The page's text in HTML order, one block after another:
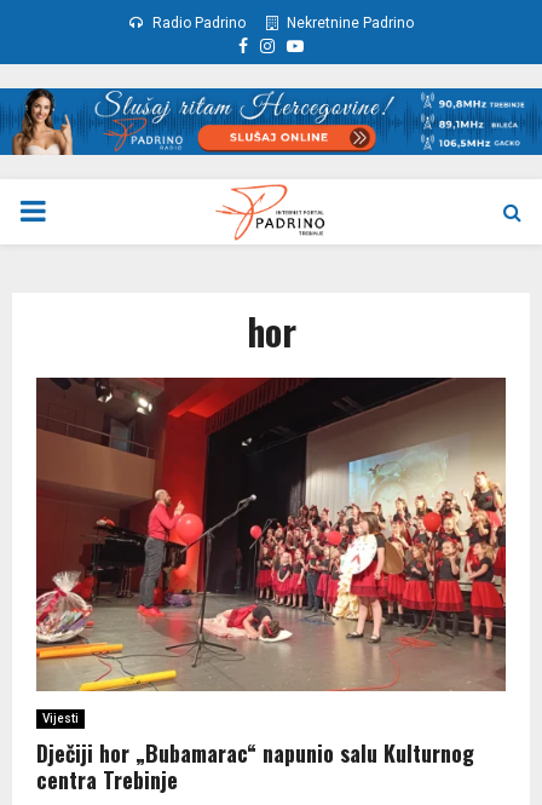
Radio Padrino Nekretnine Padrino
Facebook
Instagram
Youtube
PRIMARY
hor
Vijesti
Dječiji hor „Bubamarac“ napunio salu Kulturnog
centra Trebinje